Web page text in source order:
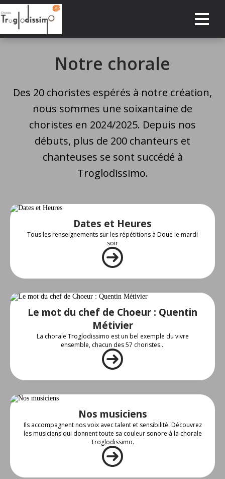
DATES À RETENIR
CONCERTS PASSÉS
ACTUALITÉS
NOTRE CHORALE
CONTACT
Notre chorale
Des 20 choristes espérés à notre création,
nous sommes une soixantaine de
choristes en 2024/2025. Depuis nos
débuts, plus de 200 chanteurs et
chanteuses se sont succédé à
Troglodissimo.
Dates et Heures
Tous les renseignements sur les répétitions à Doué le mardi
soir
Le mot du chef de Choeur : Quentin
Métivier
La chorale Troglodissimo est un bel exemple du vivre
ensemble, chacun des 57 choristes...
Nos musiciens
Ils accompagnent nos voix avec talent et sensibilité. Découvrez
les musiciens qui donnent toute sa couleur sonore à la chorale
Troglodissimo.